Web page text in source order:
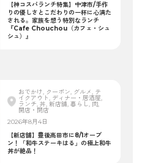
【神コスパランチ特集】中津市/手作
りの優しさとこだわりの一杯に心満た
される。家族を想う特別なランチ
『Cafe Chouchou（カフェ・シュ
シュ）』
おでかけ, クーポン, グルメ, テ
イクアウト, ディナー・居酒屋,
ランチ, 丼, 新店舗, 暮らし, 肉,
開店・閉店
2026年8月4日
【新店舗】豊後高田市に8/1オープ
ン！「和牛ステーキはる」の極上和牛
丼が絶品！